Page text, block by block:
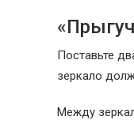
Поставьте
зеркало
Между